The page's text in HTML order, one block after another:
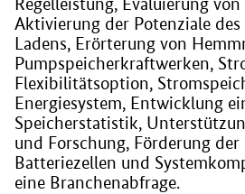
Aktivierung der Potenziale
Ladens, Erörterung von
Pumpspeicherkraftwerken,
Flexibilitätsoption,
Energiesystem, Entwicklung
Speicherstatistik,
und Forschung, Förderung
Batteriezellen und
eine Branchenabfrage.